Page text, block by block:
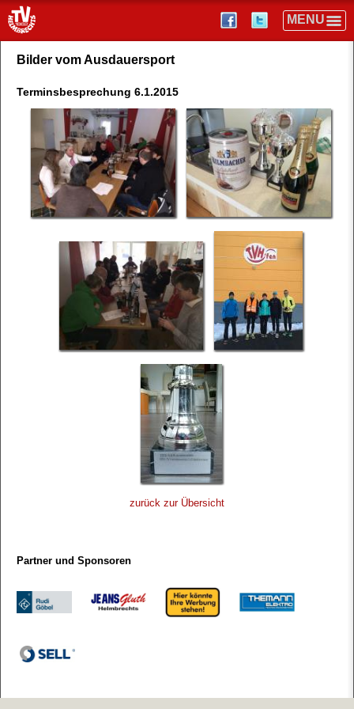
Bilder vom Ausdauersport
Terminsbesprechung 6.1.2015
zurück zur Übersicht
Partner und Sponsoren